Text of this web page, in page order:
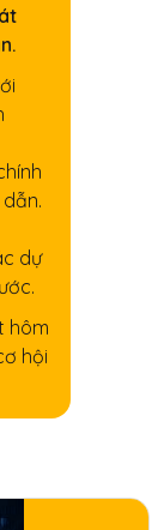
dự
hôm
hội